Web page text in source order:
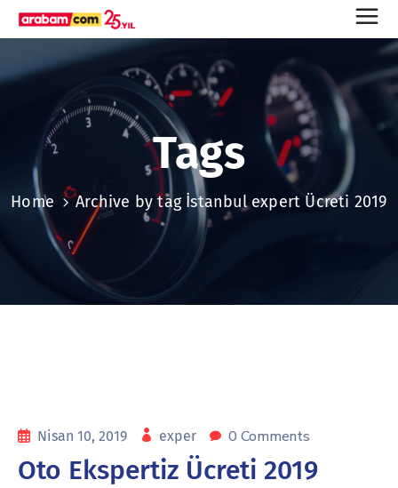
Tags
Home Archive by tag İstanbul expert Ücreti 2019
Nisan 10, 2019 exper 0 Comments
Oto Ekspertiz Ücreti 2019